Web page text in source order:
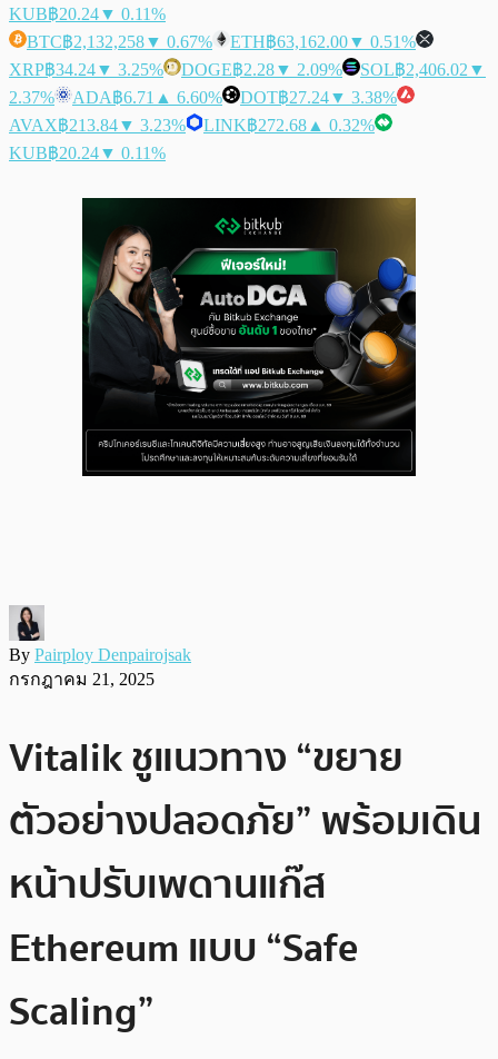
KUB฿20.24▼ 0.11%
BTC฿2,132,258▼ 0.67% ETH฿63,162.00▼ 0.51%
XRP฿34.24▼ 3.25% DOGE฿2.28▼ 2.09% SOL฿2,406.02 ▼
2.37%
ADA฿6.71 ▲ 6.60% DOT฿27.24▼ 3.38%
AVAX฿213.84▼ 3.23% LINK฿272.68 ▲ 0.32%
KUB฿20.24▼ 0.11%
By Pairploy Denpairojsak
กรกฎาคม 21, 2025
Vitalik ชูแนวทาง “ขยาย
ตัวอย่างปลอดภัย” พร้อมเดิน
หน้าปรับเพดานแก๊ส
Ethereum แบบ “Safe
Scaling”